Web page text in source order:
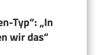
Typ“: „In
wir das“